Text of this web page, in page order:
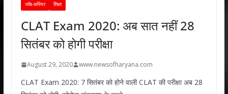
जॉब-करियर शिक्षा
CLAT Exam 2020: अब सात नहीं 28
सितंबर को होगी परीक्षा
August 29, 2020 www.newsofharyana.com
CLAT Exam 2020: 7 सितंबर को होने वाली CLAT की परीक्षा अब 28